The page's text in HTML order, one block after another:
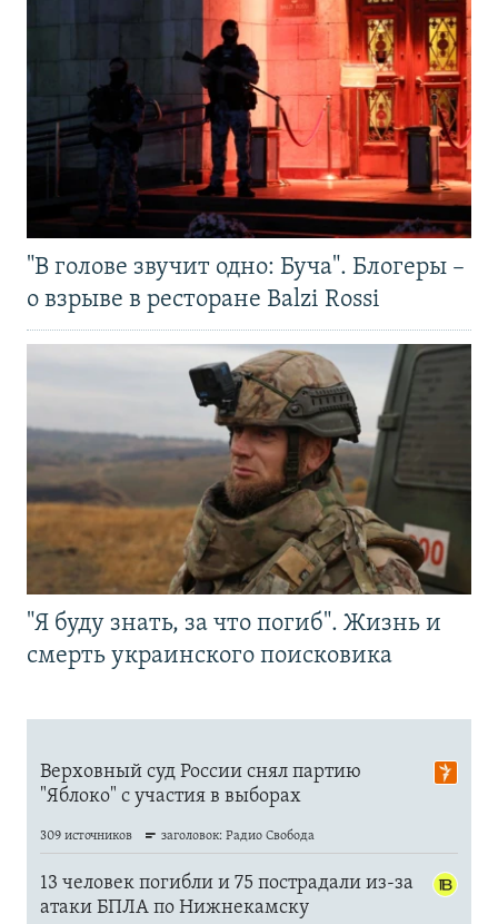
"В голове звучит одно: Буча". Блогеры –
о взрыве в ресторане Balzi Rossi
"Я буду знать, за что погиб". Жизнь и
смерть украинского поисковика